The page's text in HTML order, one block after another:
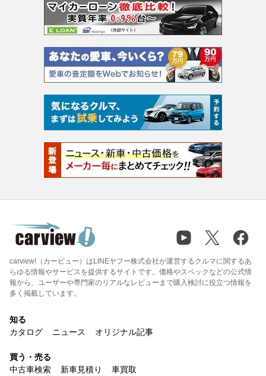
carview!（カービュー）はLINEヤフー株式会社が運営するクルマに関するあ
らゆる情報やサービスを提供するサイトです。価格やスペックなどの公式情
報から、ユーザーや専門家のリアルなレビューまで購入検討に役立つ情報を
多く掲載しています。
知る
カタログ
ニュース オリジナル記事
買う・売る
中古車検索
新車見積り 車買取